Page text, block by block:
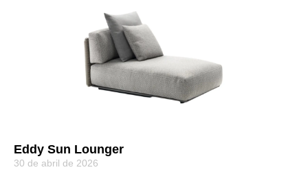
Eddy Sun Lounger
30 de abril de 2026